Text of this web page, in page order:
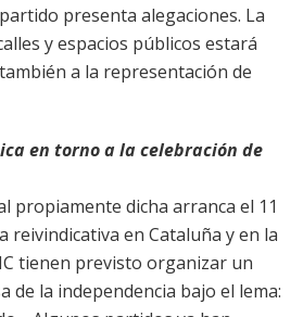
presenta alegaciones. La
y espacios públicos estará
a la representación de
en torno a la celebración de
propiamente dicha arranca el 11
reivindicativa en Cataluña y en la
tienen previsto organizar un
de la independencia bajo el lema: